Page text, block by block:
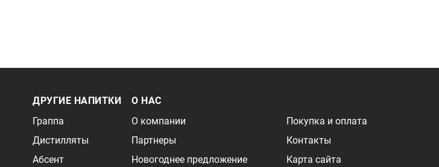
ДРУГИЕ НАПИТКИ
Граппа
Дистилляты
Абсент
О НАС
О компании
Партнеры
Новогоднее предложение
Покупка и оплата
Контакты
Карта сайта